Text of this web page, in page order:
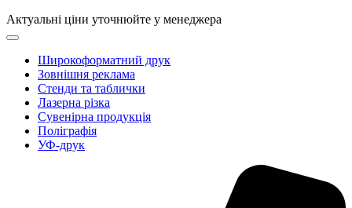
Актуальні ціни уточнюйте у менеджера
Широкоформатний друк
Зовнішня реклама
Стенди та таблички
Лазерна різка
Сувенірна продукція
Поліграфія
УФ-друк